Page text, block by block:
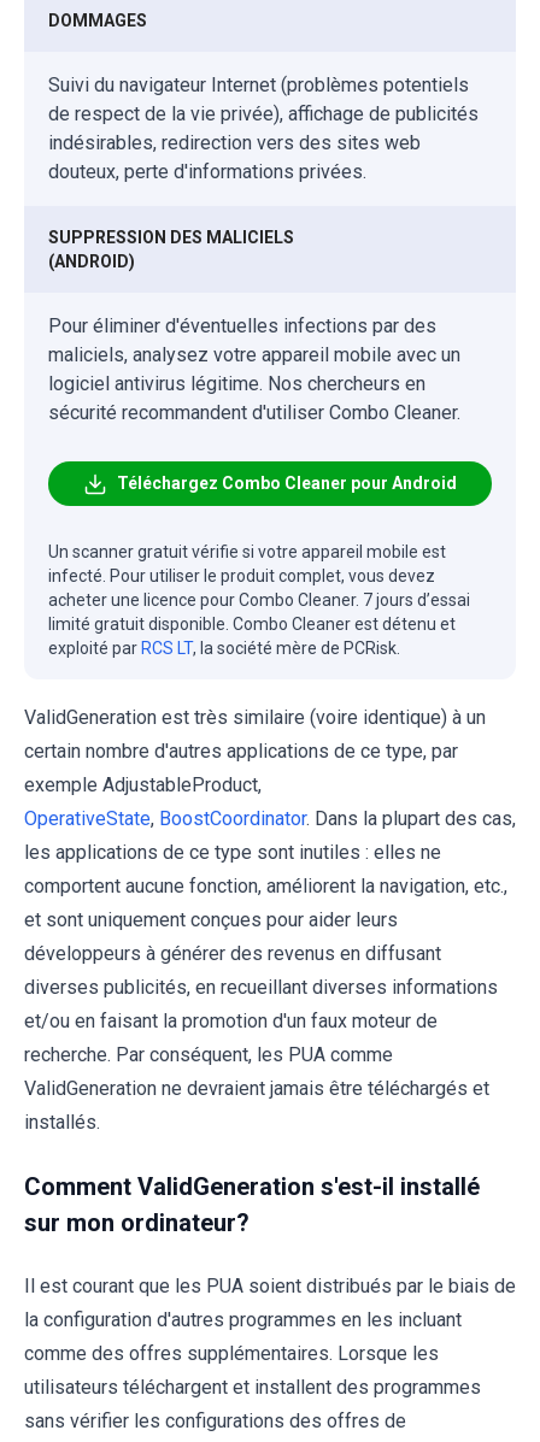
DOMMAGES
Suivi du navigateur Internet (problèmes potentiels
de respect de la vie privée), affichage de publicités
indésirables, redirection vers des sites web
douteux, perte d'informations privées.
SUPPRESSION DES MALICIELS
(ANDROID)
Pour éliminer d'éventuelles infections par des
maliciels, analysez votre appareil mobile avec un
logiciel antivirus légitime. Nos chercheurs en
sécurité recommandent d'utiliser Combo Cleaner.
Téléchargez Combo Cleaner pour Android
Un scanner gratuit vérifie si votre appareil mobile est
infecté. Pour utiliser le produit complet, vous devez
acheter une licence pour Combo Cleaner. 7 jours d’essai
limité gratuit disponible. Combo Cleaner est détenu et
exploité par RCS LT, la société mère de PCRisk.
ValidGeneration est très similaire (voire identique) à un
certain nombre d'autres applications de ce type, par
exemple AdjustableProduct,
OperativeState, BoostCoordinator. Dans la plupart des cas,
les applications de ce type sont inutiles : elles ne
comportent aucune fonction, améliorent la navigation, etc.,
et sont uniquement conçues pour aider leurs
développeurs à générer des revenus en diffusant
diverses publicités, en recueillant diverses informations
et/ou en faisant la promotion d'un faux moteur de
recherche. Par conséquent, les PUA comme
ValidGeneration ne devraient jamais être téléchargés et
installés.
Comment ValidGeneration s'est-il installé
sur mon ordinateur?
Il est courant que les PUA soient distribués par le biais de
la configuration d'autres programmes en les incluant
comme des offres supplémentaires. Lorsque les
utilisateurs téléchargent et installent des programmes
sans vérifier les configurations des offres de